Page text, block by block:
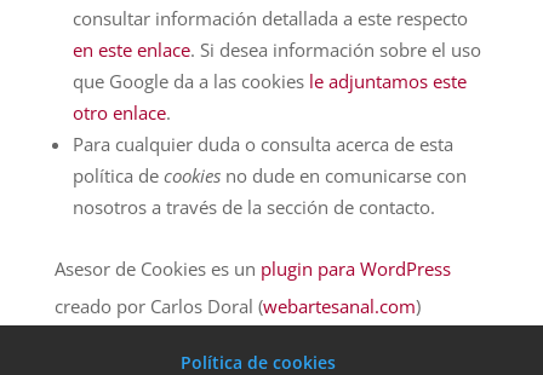
consultar información detallada a este respecto
en este enlace. Si desea información sobre el uso
que Google da a las cookies le adjuntamos este
otro enlace.
Para cualquier duda o consulta acerca de esta
política de cookiesno dude en comunicarse con
nosotros a través de la sección de contacto.
Asesor de Cookies es un plugin para WordPress
creado por Carlos Doral (webartesanal.com)
Política de cookies